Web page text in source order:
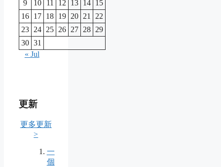
9 10 11 12 13 14 15
16 17 18 19 20 21
22
23 24 25 26 27 28 29
30 31
« Jul
更新
更多更新
>
一
個